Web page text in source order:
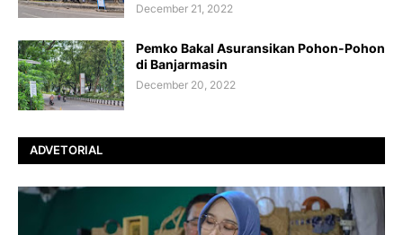
December 21, 2022
Pemko Bakal Asuransikan Pohon-Pohon
di Banjarmasin
December 20, 2022
ADVETORIAL